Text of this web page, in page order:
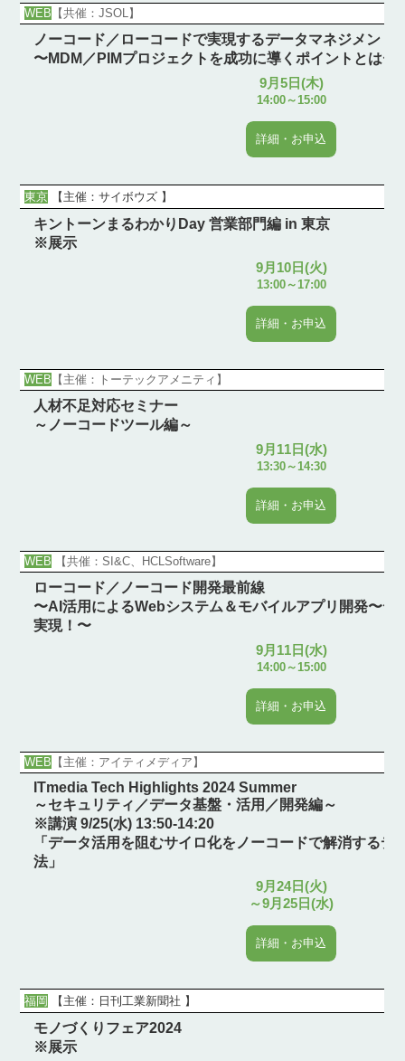
WEB 【共催：JSOL】
ノーコード／ローコードで実現するデータマネジメント
〜MDM／PIMプロジェクトを成功に導くポイントとは〜
9月5日(木)
14:00～15:00
詳細・お申込
東京 【 主催：サイボウズ 】
キントーンまるわかりDay 営業部門編 in 東京
※展示
9月10日(火)
13:00～17:00
詳細・お申込
WEB 【主催：トーテックアメニティ】
人材不足対応セミナー
～ノーコードツール編～
9月11日(水)
13:30～14:30
詳細・お申込
WEB 【共催：SI&C、HCLSoftware】
ローコード／ノーコード開発最前線
〜AI活用によるWebシステム＆モバイルアプリ開発〜デ
実現！〜
9月11日(水)
14:00～15:00
詳細・お申込
WEB 【主催：アイティメディア】
ITmedia Tech Highlights 2024 Summer
～セキュリティ／データ基盤・活用／開発編～
※講演 9/25(水) 13:50-14:20
「データ活用を阻むサイロ化をノーコードで解消するデ
法」
9月24日(火)
～9月25日(水)
詳細・お申込
福岡 【 主催：日刊工業新聞社 】
モノづくりフェア2024
※展示